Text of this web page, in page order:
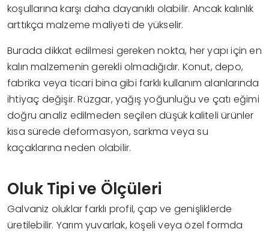
koşullarına karşı daha dayanıklı olabilir. Ancak kalınlık
arttıkça malzeme maliyeti de yükselir.
Burada dikkat edilmesi gereken nokta, her yapı için en
kalın malzemenin gerekli olmadığıdır. Konut, depo,
fabrika veya ticari bina gibi farklı kullanım alanlarında
ihtiyaç değişir. Rüzgar, yağış yoğunluğu ve çatı eğimi
doğru analiz edilmeden seçilen düşük kaliteli ürünler
kısa sürede deformasyon, sarkma veya su
kaçaklarına neden olabilir.
Oluk Tipi ve Ölçüleri
Galvaniz oluklar farklı profil, çap ve genişliklerde
üretilebilir. Yarım yuvarlak, köşeli veya özel formda